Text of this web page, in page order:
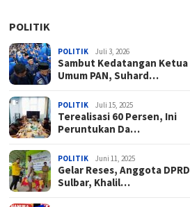
POLITIK
POLITIK Juli 3, 2026
Sambut Kedatangan Ketua
Umum PAN, Suhard…
POLITIK Juli 15, 2025
Terealisasi 60 Persen, Ini
Peruntukan Da…
POLITIK Juni 11, 2025
Gelar Reses, Anggota DPRD
Sulbar, Khalil…